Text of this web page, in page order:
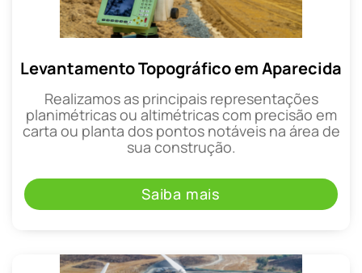
Levantamento Topográfico em Aparecida
Realizamos as principais representações
planimétricas ou altimétricas com precisão em
carta ou planta dos pontos notáveis na área de
sua construção.
Saiba mais